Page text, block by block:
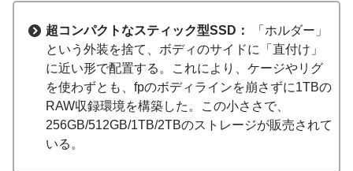
超コンパクトなスティック型SSD：
「ホルダー」
という外装を捨て、ボディのサイドに「直付け」
に近い形で配置する。これにより、ケージやリグ
を使わずとも、fpのボディラインを崩さずに1TBの
RAW収録環境を構築した。この小ささで、
256GB/512GB/1TB/2TBのストレージが販売されて
いる。